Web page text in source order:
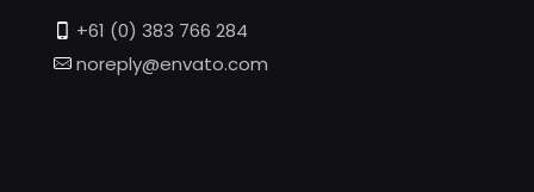
+61 (0) 383 766 284
noreply@envato.com